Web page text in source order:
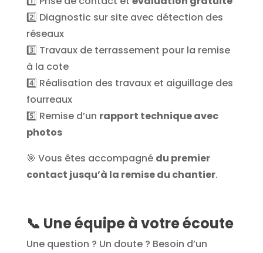
2️⃣ Diagnostic sur site avec détection des
réseaux
3️⃣ Travaux de terrassement pour la remise
à la cote
4️⃣ Réalisation des travaux et aiguillage des
fourreaux
5️⃣ Remise d’un rapport technique avec
photos
🎯 Vous êtes accompagné du premier
contact jusqu’à la remise du chantier.
📞 Une équipe à votre écoute
Une question ? Un doute ? Besoin d’un